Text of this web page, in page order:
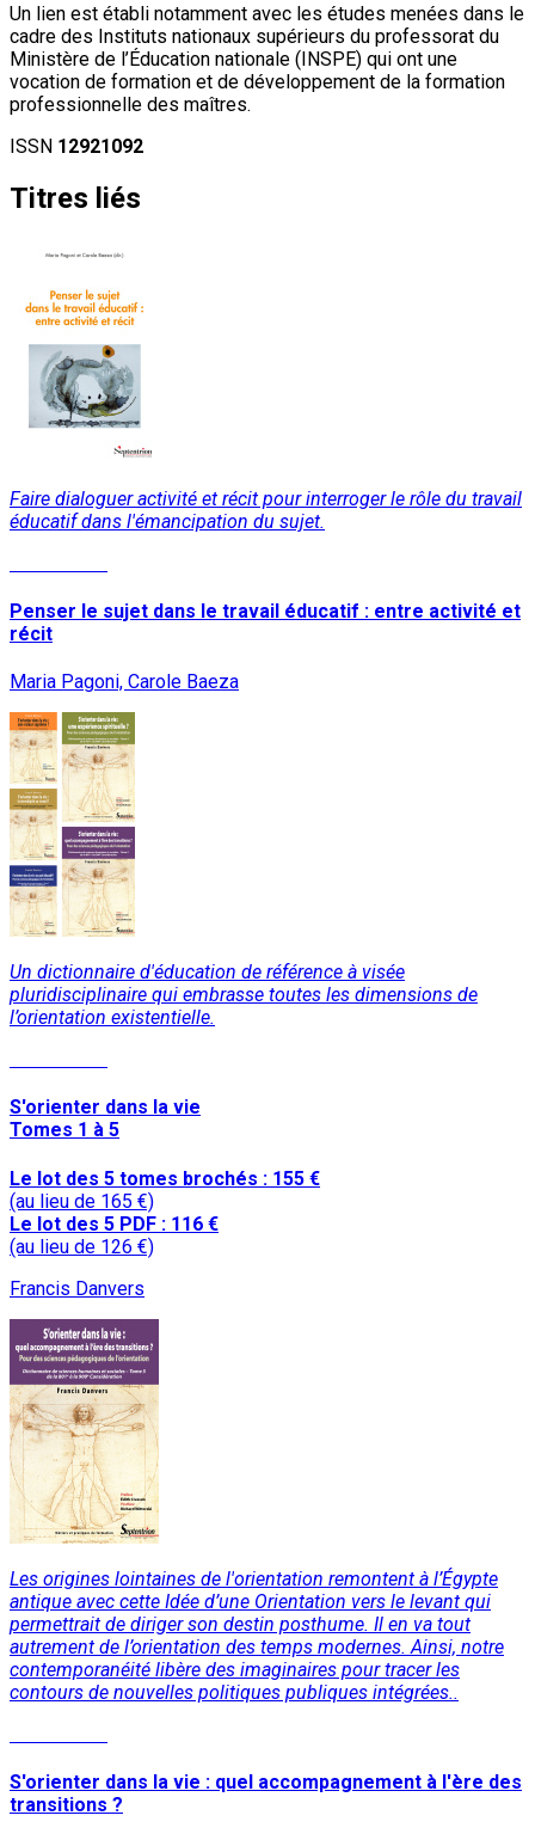
Un lien est établi notamment avec les études menées dans le
cadre des Instituts nationaux supérieurs du professorat du
Ministère de l’Éducation nationale (INSPE) qui ont une
vocation de formation et de développement de la formation
professionnelle des maîtres.
ISSN 12921092
Titres liés
Faire dialoguer activité et récit pour interroger le rôle du travail
éducatif dans l'émancipation du sujet.
Penser le sujet dans le travail éducatif : entre activité et
récit
Maria Pagoni, Carole Baeza
Un dictionnaire d'éducation de référence à visée
pluridisciplinaire qui embrasse toutes les dimensions de
l’orientation existentielle.
S'orienter dans la vie
Tomes 1 à 5
Le lot des 5 tomes brochés : 155 €
(au lieu de 165 €)
Le lot des 5 PDF : 116 €
(au lieu de 126 €)
Francis Danvers
Les origines lointaines de l'orientation remontent à l’Égypte
antique avec cette Idée d’une Orientation vers le levant qui
permettrait de diriger son destin posthume. Il en va tout
autrement de l’orientation des temps modernes. Ainsi, notre
contemporanéité libère des imaginaires pour tracer les
contours de nouvelles politiques publiques intégrées..
S'orienter dans la vie : quel accompagnement à l'ère des
transitions ?